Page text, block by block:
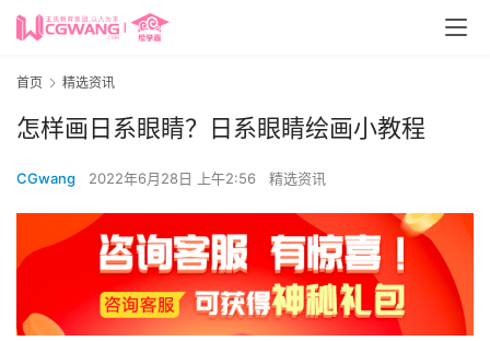
首页 精选资讯
怎样画日系眼睛？日系眼睛绘画小教程
CGwang 2022年6月28日 上午2:56 精选资讯